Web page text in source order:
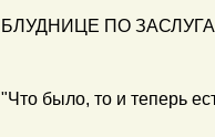
БЛУДНИЦЕ ПО
"Что было, то и теперь